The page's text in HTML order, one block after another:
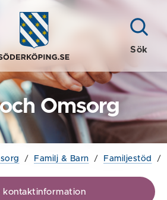
Sök
Omsorg
/ Familj & Barn / Familjestöd /
kontaktinformation